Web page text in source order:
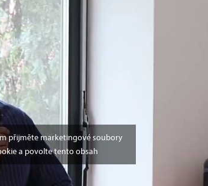
přijměte marketingové soubory
a povolte tento obsah